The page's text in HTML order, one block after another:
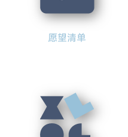
愿望清单